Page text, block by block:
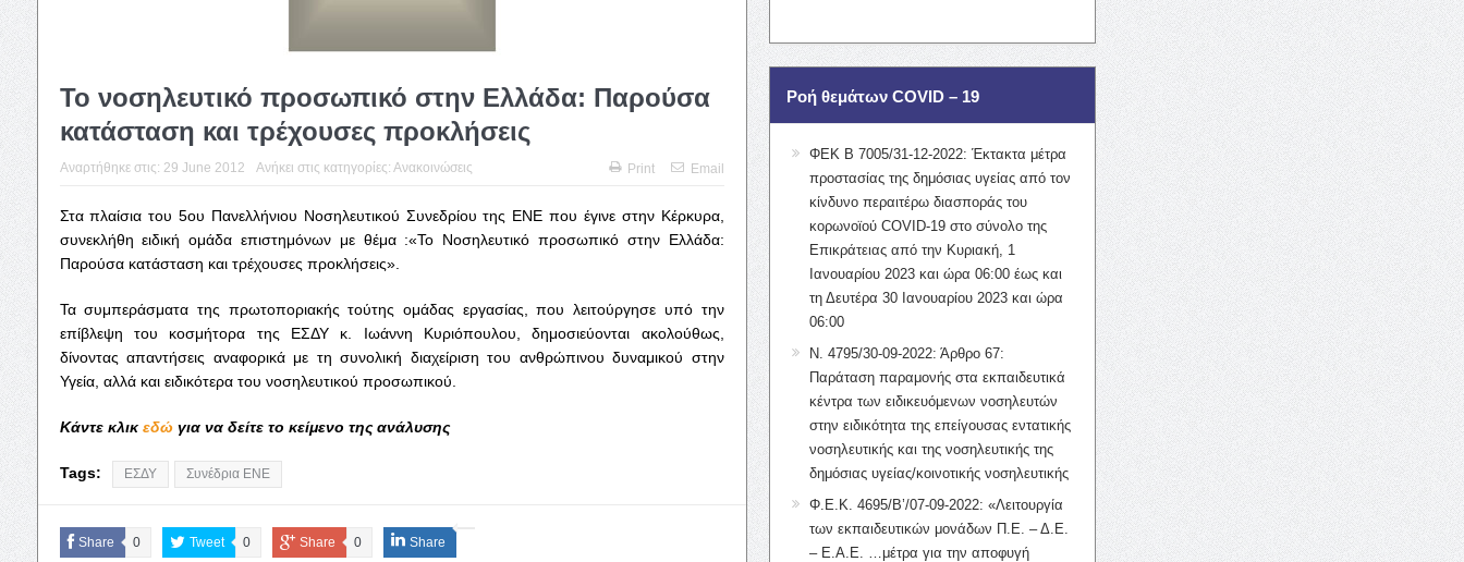
To νοσηλευτικό προσωπικό στην Ελλάδα: Παρούσα
κατάσταση και τρέχουσες προκλήσεις
Αναρτήθηκε στις: 29 June 2012 Ανήκει στις κατηγορίες: Ανακοινώσεις Print Email
Στα πλαίσια του 5ου Πανελλήνιου Νοσηλευτικού Συνεδρίου της ΕΝΕ που έγινε στην Κέρκυρα,
συνεκλήθη ειδική ομάδα επιστημόνων με θέμα :«Το Νοσηλευτικό προσωπικό στην Ελλάδα:
Παρούσα κατάσταση και τρέχουσες προκλήσεις».
Τα συμπεράσματα της πρωτοποριακής τούτης ομάδας εργασίας, που λειτούργησε υπό την
επίβλεψη του κοσμήτορα της ΕΣΔΥ κ. Ιωάννη Κυριόπουλου, δημοσιεύονται ακολούθως,
δίνοντας απαντήσεις αναφορικά με τη συνολική διαχείριση του ανθρώπινου δυναμικού στην
Υγεία, αλλά και ειδικότερα του νοσηλευτικού προσωπικού.
Kάντε κλικ εδώγια να δείτε το κείμενο της ανάλυσης
Tags: ΕΣΔΥ Συνέδρια ΕΝΕ
Share 0 Tweet 0 Share 0 Share
Ροή θεμάτων COVID – 19
ΦΕΚ Β 7005/31-12-2022: Έκτακτα μέτρα
προστασίας της δημόσιας υγείας από τον
κίνδυνο περαιτέρω διασποράς του
κορωνοϊού COVID-19 στο σύνολο της
Επικράτειας από την Κυριακή, 1
Ιανουαρίου 2023 και ώρα 06:00 έως και
τη Δευτέρα 30 Ιανουαρίου 2023 και ώρα
06:00
Ν. 4795/30-09-2022: Άρθρο 67:
Παράταση παραμονής στα εκπαιδευτικά
κέντρα των ειδικευόμενων νοσηλευτών
στην ειδικότητα της επείγουσας εντατικής
νοσηλευτικής και της νοσηλευτικής της
δημόσιας υγείας/κοινοτικής νοσηλευτικής
Φ.Ε.Κ. 4695/Β’/07-09-2022: «Λειτουργία
των εκπαιδευτικών μονάδων Π.Ε. – Δ.Ε.
– Ε.Α.Ε. …μέτρα για την αποφυγή